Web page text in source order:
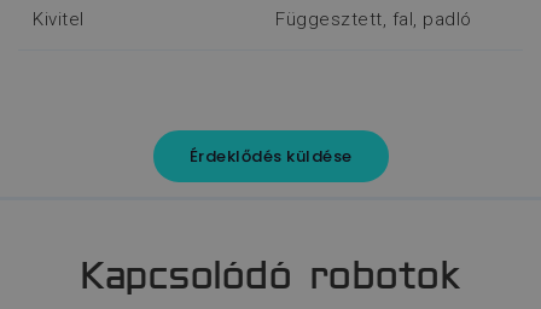
Kivitel Függesztett, fal, padló
Érdeklődés küldése
Kapcsolódó robotok